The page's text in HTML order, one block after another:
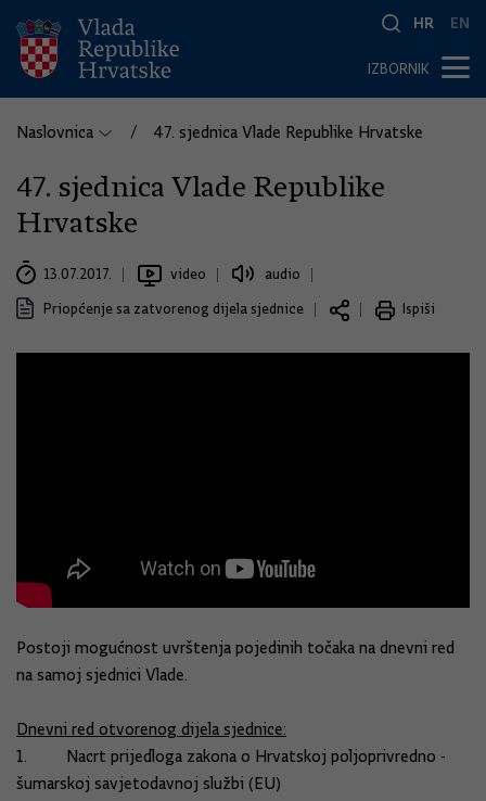
HR EN
IZBORNIK
Naslovnica 47. sjednica Vlade Republike Hrvatske
47. sjednica Vlade Republike
Hrvatske
13.07.2017. video
audio
Priopćenje sa zatvorenog dijela sjednice
Ispiši
Postoji mogućnost uvrštenja pojedinih točaka na dnevni red
na samoj sjednici Vlade.
Dnevni red otvorenog dijela sjednice:
1. Nacrt prijedloga zakona o Hrvatskoj poljoprivredno -
šumarskoj savjetodavnoj službi (EU)